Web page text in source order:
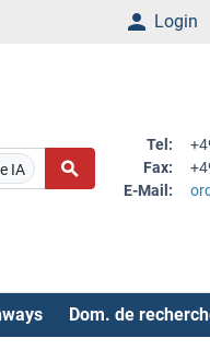
Login
IA
Tel:
Fax:
E-Mail:
Dom. de